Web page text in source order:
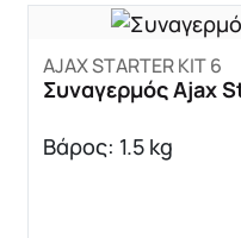
AJAX STARTER KIT 6
Συναγερμός Ajax
Βάρος: 1.5 kg